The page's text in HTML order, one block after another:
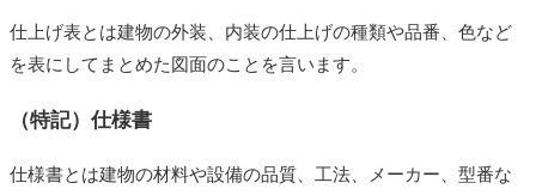
仕上げ表とは建物の外装、内装の仕上げの種類や品番、色など
を表にしてまとめた図面のことを言います。
（特記）仕様書
仕様書とは建物の材料や設備の品質、工法、メーカー、型番な